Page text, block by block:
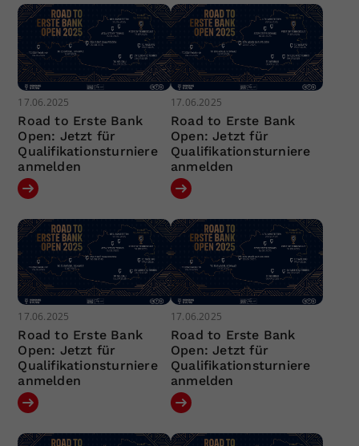
17.06.2025
Road to Erste Bank
Open: Jetzt für
Qualifikationsturniere
anmelden
17.06.2025
Road to Erste Bank
Open: Jetzt für
Qualifikationsturniere
anmelden
17.06.2025
Road to Erste Bank
Open: Jetzt für
Qualifikationsturniere
anmelden
17.06.2025
Road to Erste Bank
Open: Jetzt für
Qualifikationsturniere
anmelden